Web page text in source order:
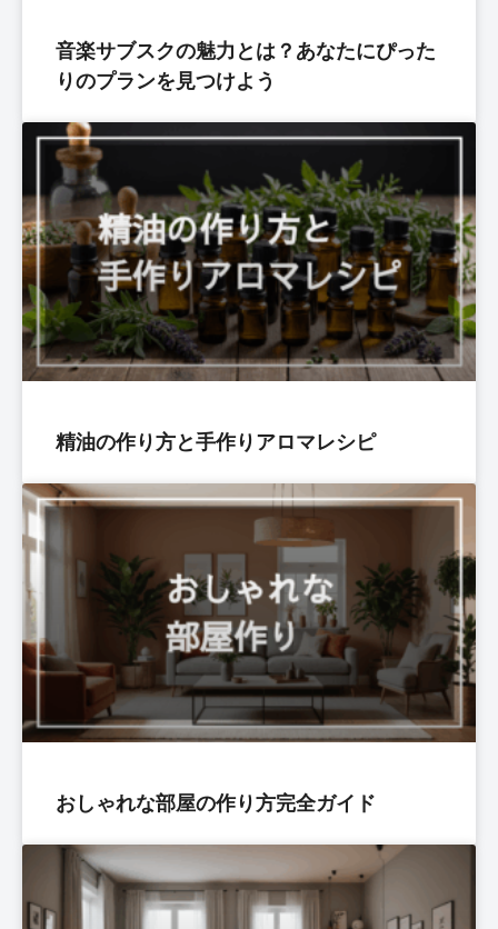
音楽サブスクの魅力とは？あなたにぴった
りのプランを見つけよう
精油の作り方と手作りアロマレシピ
おしゃれな部屋の作り方完全ガイド